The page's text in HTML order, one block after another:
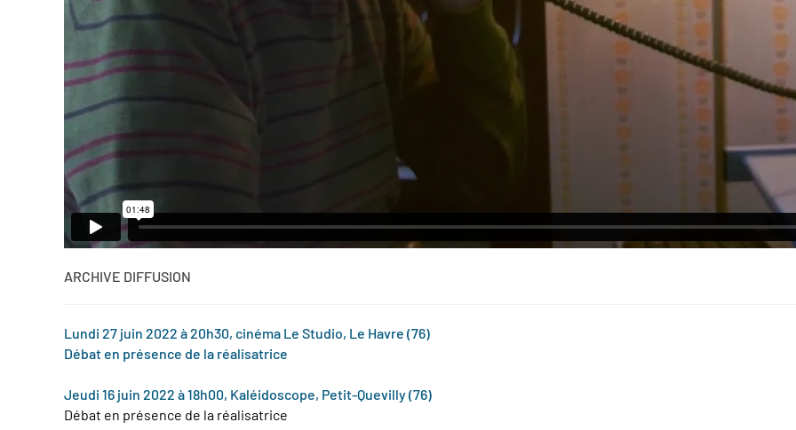
ARCHIVE DIFFUSION
Lundi 27 juin 2022 à 20h30, cinéma Le Studio, Le Havre (76)
Débat en présence de la réalisatrice
Jeudi 16 juin 2022 à 18h00, Kaléidoscope, Petit-Quevilly (76)
Débat en présence de la réalisatrice